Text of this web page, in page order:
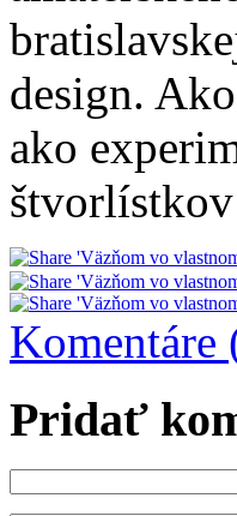
design.
ako
Komentáre
Pridať